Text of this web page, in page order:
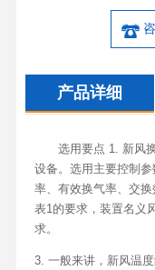
产品详细
选用要点 1. 新风换
设备。选用主要控制
率、有效换气率、交
表1的要求，装置名义
求。
3. 一般来讲，新风温